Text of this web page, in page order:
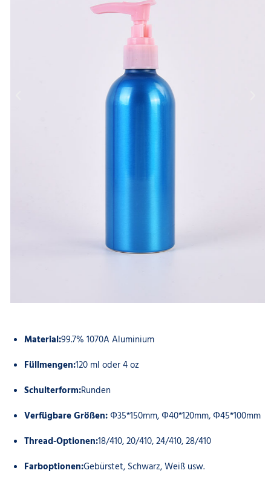
Material:99.7% 1070A Aluminium
Füllmengen:120 ml oder 4 oz
Schulterform:Runden
Verfügbare Größen:Φ35*150mm, Φ40*120mm, Φ45*100mm
Thread-Optionen:18/410, 20/410, 24/410, 28/410
Farboptionen:Gebürstet, Schwarz, Weiß usw.